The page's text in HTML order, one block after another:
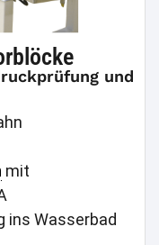
und
mit
ins Wasserbad